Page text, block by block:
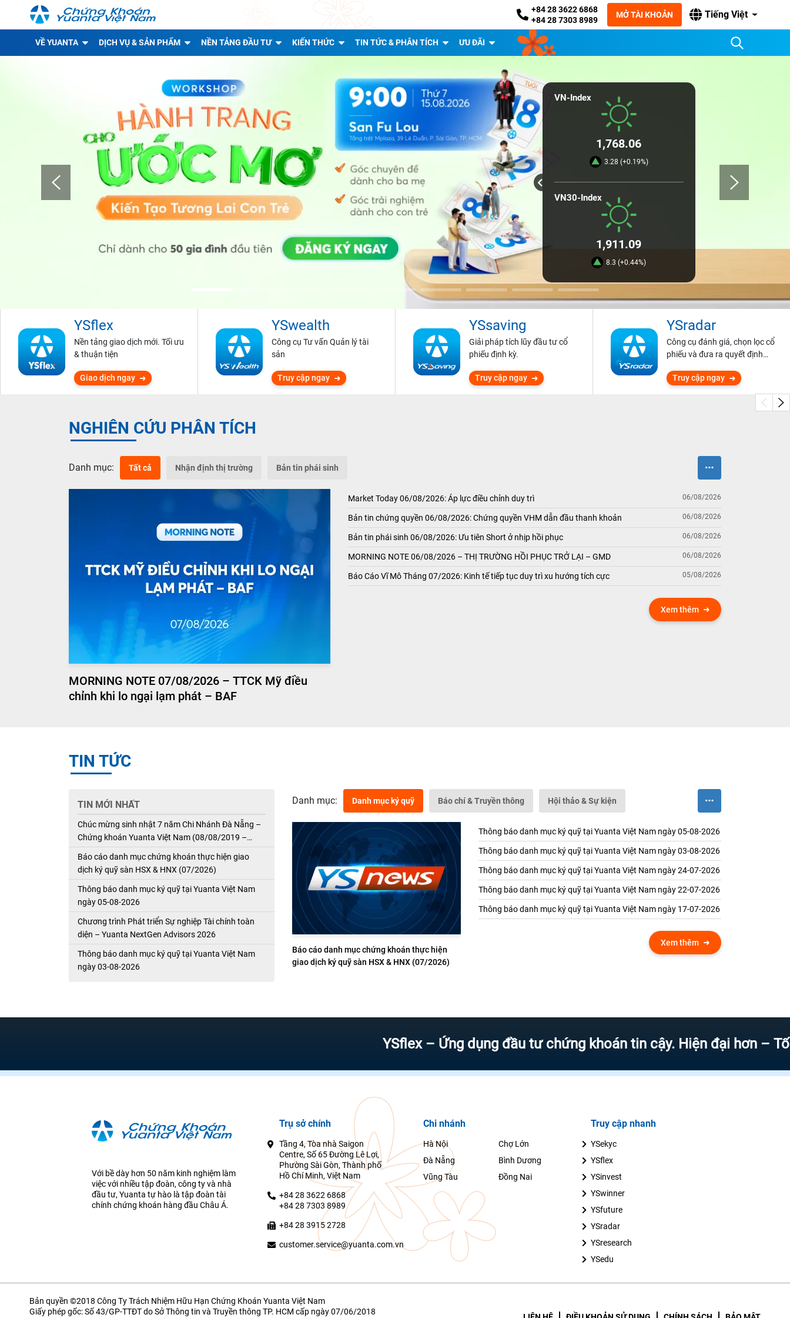
+84 28 3622 6868
+84 28 7303 8989
MỞ TÀI KHOẢN Tiếng Việt
VỀ YUANTA DỊCH VỤ & SẢN PHẨM NỀN TẢNG ĐẦU TƯ KIẾN THỨC TIN TỨC & PHÂN TÍCH ƯU ĐÃI
VN-Index
1,768.06
3.28 (+0.19%)
VN30-Index
1,911.09
8.3 (+0.44%)
YSflex
Nền tảng giao dịch mới. Tối ưu
& thuận tiện
Giao dịch ngay
YSwealth
Công cụ Tư vấn Quản lý tài
sản
Truy cập ngay
YSsaving
Giải pháp tích lũy đầu tư cổ
phiếu định kỳ.
Truy cập ngay
YSradar
Công cụ đánh giá, chọn lọc cổ
phiếu và đưa ra quyết định
Truy cập ngay
NGHIÊN CỨU PHÂN TÍCH
Danh mục: Tất cả Nhận định thị trường Bản tin phái sinh
MORNING NOTE 07/08/2026 – TTCK Mỹ điều
chỉnh khi lo ngại lạm phát – BAF
Market Today 06/08/2026: Áp lực điều chỉnh duy trì 06/08/2026
Bản tin chứng quyền 06/08/2026: Chứng quyền VHM dẫn đầu thanh khoản 06/08/2026
Bản tin phái sinh 06/08/2026: Ưu tiên Short ở nhịp hồi phục 06/08/2026
MORNING NOTE 06/08/2026 – THỊ TRƯỜNG HỒI PHỤC TRỞ LẠI – GMD 06/08/2026
Báo Cáo Vĩ Mô Tháng 07/2026: Kinh tế tiếp tục duy trì xu hướng tích cực 05/08/2026
Xem thêm
TIN TỨC
TIN MỚI NHẤT
Chúc mừng sinh nhật 7 năm Chi Nhánh Đà Nẵng –
Chứng khoán Yuanta Việt Nam (08/08/2019 –
Báo cáo danh mục chứng khoán thực hiện giao
dịch ký quỹ sàn HSX & HNX (07/2026)
Thông báo danh mục ký quỹ tại Yuanta Việt Nam
ngày 05-08-2026
Chương trình Phát triển Sự nghiệp Tài chính toàn
diện – Yuanta NextGen Advisors 2026
Thông báo danh mục ký quỹ tại Yuanta Việt Nam
ngày 03-08-2026
Danh mục: Danh mục ký quỹ Báo chí & Truyền thông Hội thảo & Sự kiện
Báo cáo danh mục chứng khoán thực hiện
giao dịch ký quỹ sàn HSX & HNX (07/2026)
Thông báo danh mục ký quỹ tại Yuanta Việt Nam ngày 05-08-2026
Thông báo danh mục ký quỹ tại Yuanta Việt Nam ngày 03-08-2026
Thông báo danh mục ký quỹ tại Yuanta Việt Nam ngày 24-07-2026
Thông báo danh mục ký quỹ tại Yuanta Việt Nam ngày 22-07-2026
Thông báo danh mục ký quỹ tại Yuanta Việt Nam ngày 17-07-2026
Xem thêm
YSflex – Ứng dụng đầu tư chứng khoán tin cậy. Hiện đại hơn – Tốc độ
Với bề dày hơn 50 năm kinh nghiệm làm
việc với nhiều tập đoàn, công ty và nhà
đầu tư, Yuanta tự hào là tập đoàn tài
chính chứng khoán hàng đầu Châu Á.
Trụ sở chính
Tầng 4, Tòa nhà Saigon
Centre, Số 65 Đường Lê Lợi,
Phường Sài Gòn, Thành phố
Hồ Chí Minh, Việt Nam
+84 28 3622 6868
+84 28 7303 8989
+84 28 3915 2728
customer.service@yuanta.com.vn
Chi nhánh
Hà Nội
Chợ Lớn
Đà Nẵng
Bình Dương
Vũng Tàu
Đồng Nai
Truy cập nhanh
YSekyc
YSflex
YSinvest
YSwinner
YSfuture
YSradar
YSresearch
YSedu
Bản quyền ©2018 Công Ty Trách Nhiệm Hữu Hạn Chứng Khoán Yuanta Việt Nam
Giấy phép gốc: Số 43/GP-TTĐT do Sở Thông tin và Truyền thông TP. HCM cấp ngày 07/06/2018